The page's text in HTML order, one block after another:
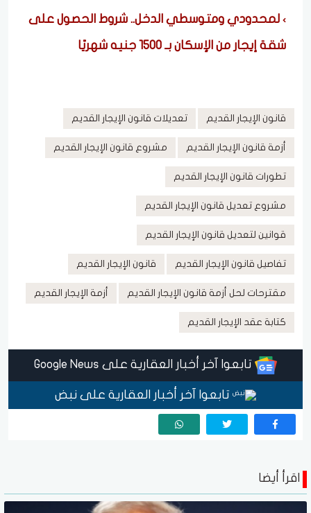
لمحدودي ومتوسطي الدخل.. شروط الحصول على
شقة إيجار من الإسكان بـ 1500 جنيه شهريًا
قانون الإيجار القديم تعديلات قانون الإيجار القديم
أزمة قانون الإيجار القديم مشروع قانون الإيجار القديم
تطورات قانون الإيجار القديم
مشروع تعديل قانون الإيجار القديم
قوانين لتعديل قانون الإيجار القديم
تفاصيل قانون الإيجار القديم قانون الإيجار القديم
مقترحات لحل أزمة قانون الإيجار القديم أزمة الإيجار القديم
كتابة عقد الإيجار القديم
تابعوا آخر أخبار العقارية على Google News
تابعوا آخر أخبار العقارية على نبض
اقرأ أيضا